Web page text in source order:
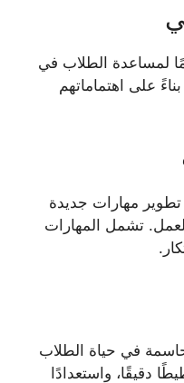
لمساعدة الطلاب في
على اهتماماتهم
مهارات جديدة
تشمل المهارات
حاسمة في حياة الطلاب
دقيقًا، واستعدادًا